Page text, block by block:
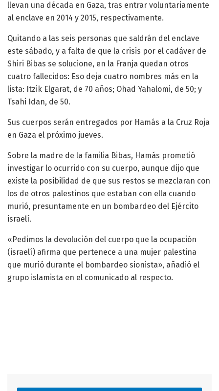
llevan una década en Gaza, tras entrar voluntariamente
al enclave en 2014 y 2015, respectivamente.
Quitando a las seis personas que saldrán del enclave
este sábado, y a falta de que la crisis por el cadáver de
Shiri Bibas se solucione, en la Franja quedan otros
cuatro fallecidos: Eso deja cuatro nombres más en la
lista: Itzik Elgarat, de 70 años; Ohad Yahalomi, de 50; y
Tsahi Idan, de 50.
Sus cuerpos serán entregados por Hamás a la Cruz Roja
en Gaza el próximo jueves.
Sobre la madre de la familia Bibas, Hamás prometió
investigar lo ocurrido con su cuerpo, aunque dijo que
existe la posibilidad de que sus restos se mezclaran con
los de otros palestinos que estaban con ella cuando
murió, presuntamente en un bombardeo del Ejército
israelí.
«Pedimos la devolución del cuerpo que la ocupación
(israelí) afirma que pertenece a una mujer palestina
que murió durante el bombardeo sionista», añadió el
grupo islamista en el comunicado al respecto.